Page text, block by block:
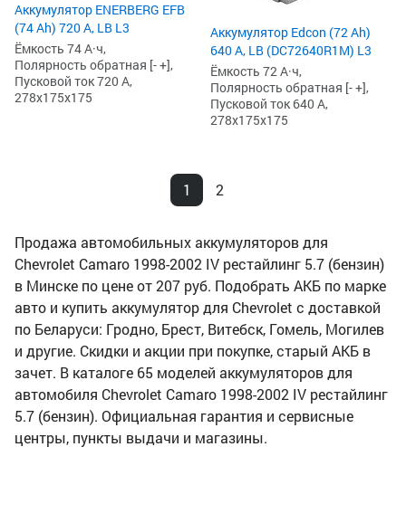
Аккумулятор ENERBERG EFB
(74 Ah) 720 А, LB L3
Ёмкость 74 А·ч,
Полярность обратная [- +],
Пусковой ток 720 А,
278x175x175
Аккумулятор Edcon (72 Ah)
640 А, LB (DC72640R1M) L3
Ёмкость 72 А·ч,
Полярность обратная [- +],
Пусковой ток 640 А,
278x175x175
1 2
Продажа автомобильных аккумуляторов для
Chevrolet Camaro 1998-2002 IV рестайлинг 5.7 (бензин)
в Минске по цене от 207 руб. Подобрать АКБ по марке
авто и купить аккумулятор для Chevrolet с доставкой
по Беларуси: Гродно, Брест, Витебск, Гомель, Могилев
и другие. Скидки и акции при покупке, старый АКБ в
зачет. В каталоге 65 моделей аккумуляторов для
автомобиля Chevrolet Camaro 1998-2002 IV рестайлинг
5.7 (бензин). Официальная гарантия и сервисные
центры, пункты выдачи и магазины.